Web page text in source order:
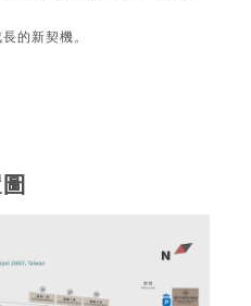
的新契機。